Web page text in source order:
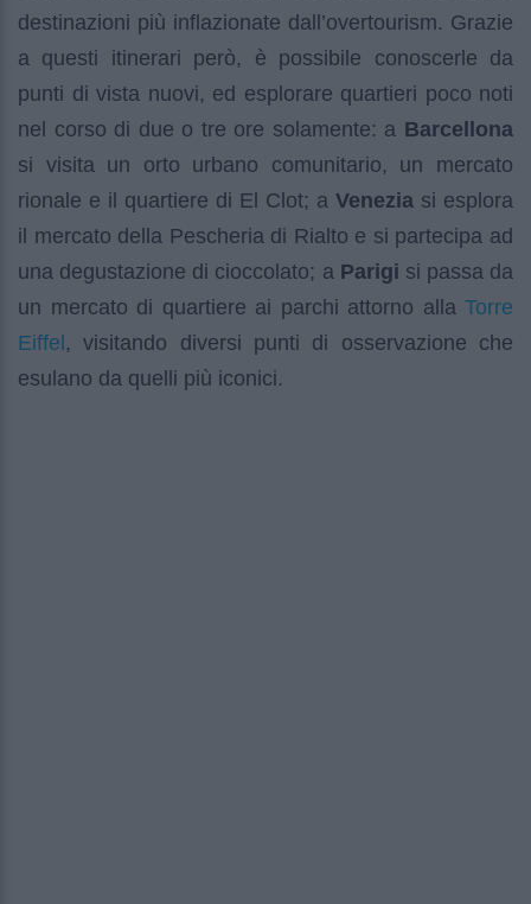
destinazioni più inflazionate dall’overtourism. Grazie
a questi itinerari però, è possibile conoscerle da
punti di vista nuovi, ed esplorare quartieri poco noti
nel corso di due o tre ore solamente: a Barcellona
si visita un orto urbano comunitario, un mercato
rionale e il quartiere di El Clot; a Venezia si esplora
il mercato della Pescheria di Rialto e si partecipa ad
una degustazione di cioccolato; a Parigi si passa da
un mercato di quartiere ai parchi attorno alla Torre
Eiffel, visitando diversi punti di osservazione che
esulano da quelli più iconici.